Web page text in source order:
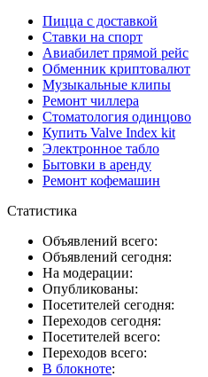
Пицца с доставкой
Ставки на спорт
Авиабилет прямой рейс
Обменник криптовалют
Музыкальные клипы
Ремонт чиллера
Стоматология одинцово
Купить Valve Index kit
Электронное табло
Бытовки в аренду
Ремонт кофемашин
Статистика
Объявлений всего:
Объявлений сегодня:
На модерации:
Опубликованы:
Посетителей сегодня:
Переходов сегодня:
Посетителей всего:
Переходов всего:
В блокноте: